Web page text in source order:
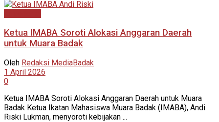
Ketua IMABA Soroti Alokasi Anggaran Daerah
untuk Muara Badak
Oleh Redaksi MediaBadak
1 April 2026
0
Ketua IMABA Soroti Alokasi Anggaran Daerah untuk Muara
Badak Ketua Ikatan Mahasiswa Muara Badak (IMABA), Andi
Riski Lukman, menyoroti kebijakan ...